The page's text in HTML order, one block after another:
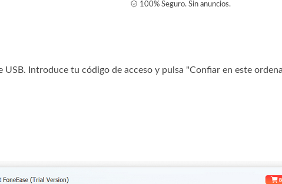
100% Seguro. Sin anuncios.
Introduce tu código de acceso y pulsa "Confiar en este